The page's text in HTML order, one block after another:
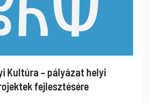
Kultúra – pályázat helyi
fejlesztésére